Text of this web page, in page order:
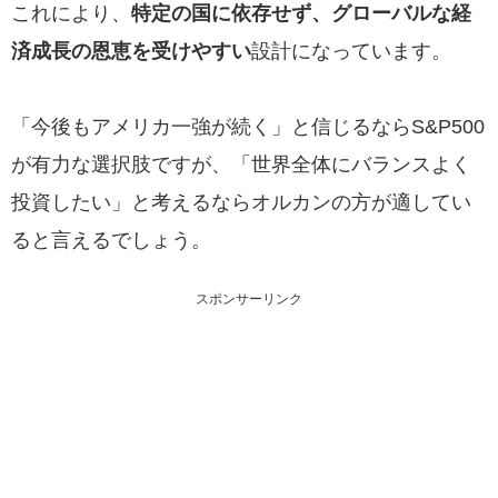
これにより、 特定の国に依存せず、グローバルな経
済成長の恩恵を受けやすい設計になっています。
「今後もアメリカ一強が続く」と信じるならS&P500
が有力な選択肢ですが、「世界全体にバランスよく
投資したい」と考えるならオルカンの方が適してい
ると言えるでしょう。
スポンサーリンク